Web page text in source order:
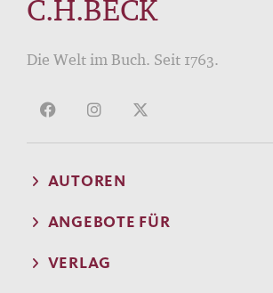
C.H.BECK
Die Welt im Buch. Seit 1763.
AUTOREN
ANGEBOTE FÜR
VERLAG